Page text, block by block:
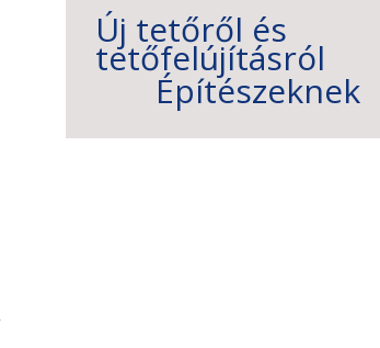
Új tetőről és
tetőfelújításról
Építészeknek